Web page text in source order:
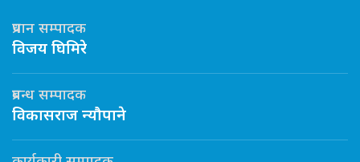
प्रधान सम्पादक
विजय घिमिरे
प्रबन्ध सम्पादक
विकासराज न्यौपाने